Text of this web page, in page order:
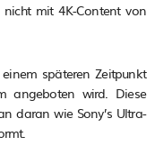
mit 4K-Content von
späteren Zeitpunkt
angeboten wird. Diese
daran wie Sony’s Ultra-